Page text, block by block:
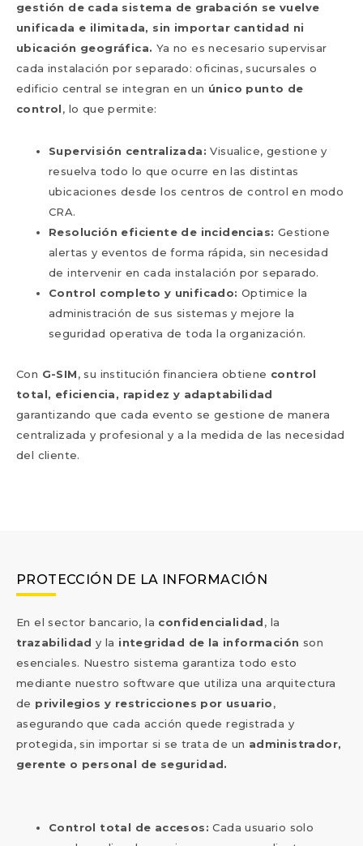
gestión de cada sistema de grabación se vuelve
unificada e ilimitada, sin importar cantidad ni
ubicación geográfica. Ya no es necesario supervisar
cada instalación por separado: oficinas, sucursales o
edificio central se integran en un único punto de
control, lo que permite:
Supervisión centralizada: Visualice, gestione y
resuelva todo lo que ocurre en las distintas
ubicaciones desde los centros de control en modo
CRA.
Resolución eficiente de incidencias: Gestione
alertas y eventos de forma rápida, sin necesidad
de intervenir en cada instalación por separado.
Control completo y unificado: Optimice la
administración de sus sistemas y mejore la
seguridad operativa de toda la organización.
Con G-SIM, su institución financiera obtiene control
total, eficiencia, rapidez y adaptabilidad
garantizando que cada evento se gestione de manera
centralizada y profesional y a la medida de las necesidad
del cliente.
PROTECCIÓN DE LA INFORMACIÓN
En el sector bancario, la confidencialidad, la
trazabilidad y la integridad de la información son
esenciales. Nuestro sistema garantiza todo esto
mediante nuestro software que utiliza una arquitectura
de privilegios y restricciones por usuario,
asegurando que cada acción quede registrada y
protegida, sin importar si se trata de un administrador,
gerente o personal de seguridad.
Control total de accesos: Cada usuario solo